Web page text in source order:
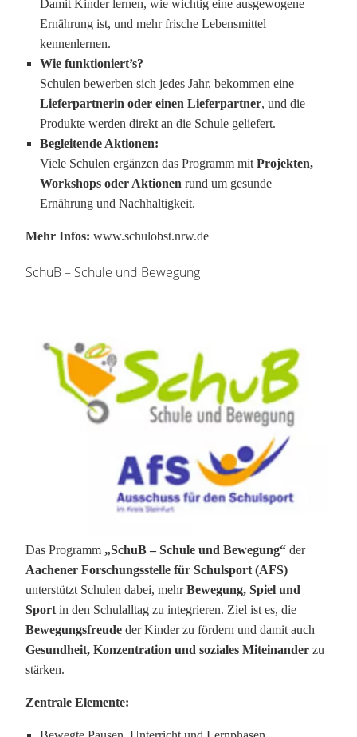
Damit Kinder lernen, wie wichtig eine ausgewogene
Ernährung ist, und mehr frische Lebensmittel
kennenlernen.
Wie funktioniert’s?
Schulen bewerben sich jedes Jahr, bekommen eine
Lieferpartnerin oder einen Lieferpartner, und die
Produkte werden direkt an die Schule geliefert.
Begleitende Aktionen:
Viele Schulen ergänzen das Programm mit Projekten,
Workshops oder Aktionen rund um gesunde
Ernährung und Nachhaltigkeit.
Mehr Infos: www.schulobst.nrw.de
SchuB – Schule und Bewegung
Das Programm „SchuB – Schule und Bewegung“ der
Aachener Forschungsstelle für Schulsport (AFS)
unterstützt Schulen dabei, mehrBewegung, Spiel und
Sport in den Schulalltag zu integrieren. Ziel ist es, die
Bewegungsfreude der Kinder zu fördern und damit auch
Gesundheit, Konzentration und soziales Miteinander zu
stärken.
Zentrale Elemente: